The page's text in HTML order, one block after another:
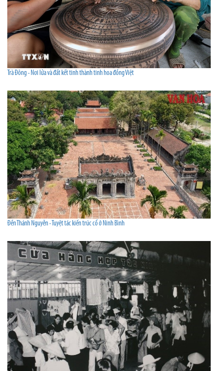
Trà Đông - Nơi lửa và đất kết tinh thành tinh hoa đồng Việt
Đền Thánh Nguyễn - Tuyệt tác kiến trúc cổ ở Ninh Bình